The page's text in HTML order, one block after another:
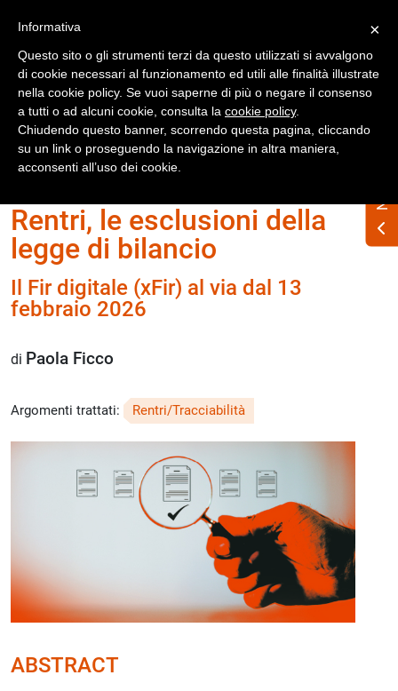
Accedi
Home Numero Rifiuti n. 346 febbraio 2026
Rentri, le esclusioni della
legge di bilancio
Il Fir digitale (xFir) al via dal 13
febbraio 2026
di Paola Ficco
Argomenti trattati: Rentri/Tracciabilità
ABSTRACT
×
Informativa
Questo sito o gli strumenti terzi da questo utilizzati si avvalgono
di cookie necessari al funzionamento ed utili alle finalità illustrate
nella cookie policy. Se vuoi saperne di più o negare il consenso
a tutti o ad alcuni cookie, consulta la cookie policy.
Chiudendo questo banner, scorrendo questa pagina, cliccando
su un link o proseguendo la navigazione in altra maniera,
acconsenti all’uso dei cookie.